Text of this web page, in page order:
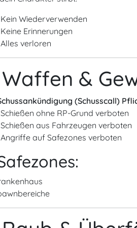
Kein Wiederverwenden
Keine Erinnerungen
Alles verloren
Waffen &
(Schusscall)
Schießen ohne RP-Grund verboten
Schießen aus Fahrzeugen verboten
Angriffe auf Safezones verboten